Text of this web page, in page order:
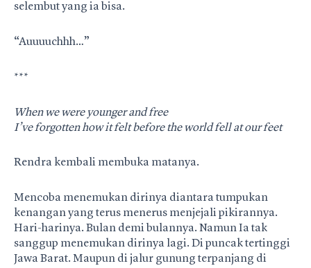
selembut yang ia bisa.
“Auuuuchhh…”
***
When we were younger and free
I’ve forgotten how it felt before the world fell at our feet
Rendra kembali membuka matanya.
Mencoba menemukan dirinya diantara tumpukan
kenangan yang terus menerus menjejali pikirannya.
Hari-harinya. Bulan demi bulannya. Namun Ia tak
sanggup menemukan dirinya lagi. Di puncak tertinggi
Jawa Barat. Maupun di jalur gunung terpanjang di